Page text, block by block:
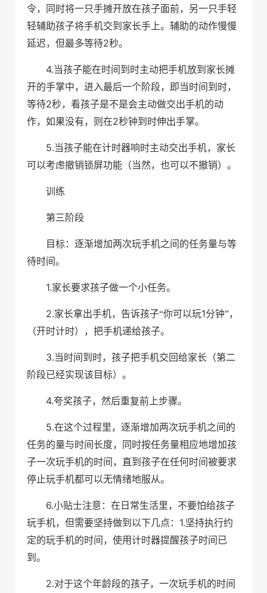
令，同时将一只手摊开放在孩子面前，另一只手轻
轻辅助孩子将手机交到家长手上。辅助的动作慢慢
延迟，但最多等待2秒。
4.当孩子能在时间到时主动把手机放到家长摊
开的手掌中，进入最后一个阶段，即当时间到时，
等待2秒，看孩子是不是会主动做交出手机的动
作，如果没有，则在2秒钟到时伸出手掌。
5.当孩子能在计时器响时主动交出手机，家长
可以考虑撤销锁屏功能（当然，也可以不撤销）。
训练
第三阶段
目标：逐渐增加两次玩手机之间的任务量与等
待时间。
1.家长要求孩子做一个小任务。
2.家长拿出手机，告诉孩子“你可以玩1分钟”，
（开时计时），把手机递给孩子。
3.当时间到时，孩子把手机交回给家长（第二
阶段已经实现该目标）。
4.夸奖孩子，然后重复前上步骤。
5.在这个过程里，逐渐增加两次玩手机之间的
任务的量与时间长度，同时按任务量相应地增加孩
子一次玩手机的时间，直到孩子在任何时间被要求
停止玩手机都可以无情绪地服从。
6.小贴士注意：在日常生活里，不要怕给孩子
玩手机，但需要坚持做到以下几点： 1.坚持执行约
定的玩手机的时间，使用计时器提醒孩子时间已
到。
2.对于这个年龄段的孩子，一次玩手机的时间